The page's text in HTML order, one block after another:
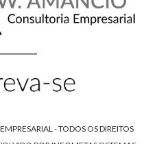
- TODOS OS DIREITOS